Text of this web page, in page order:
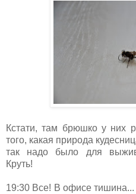
Кстати, там брюшко у них
того, какая природа
так надо было для
Круть!
19:30 Все! В офисе